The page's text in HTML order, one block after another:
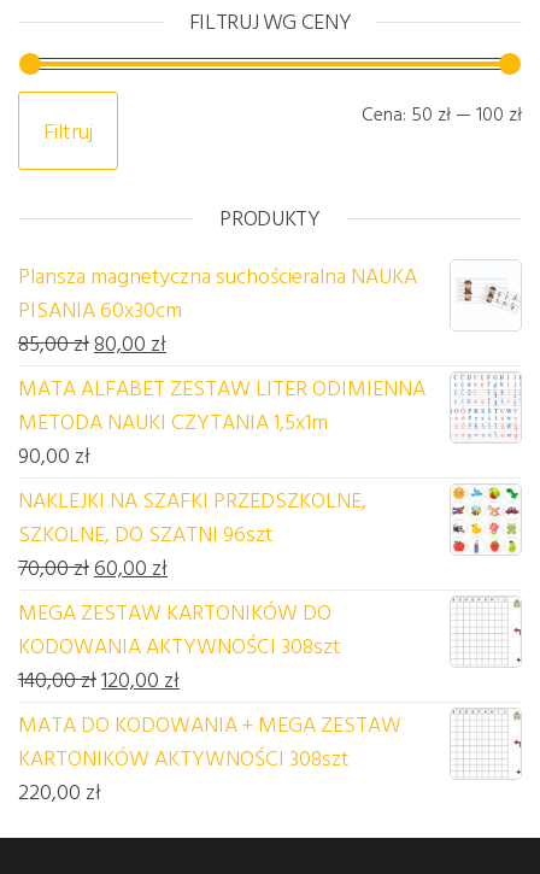
FILTRUJ WG CENY
Filtruj
Cena: 50 zł — 100 zł
PRODUKTY
Plansza magnetyczna suchościeralna NAUKA
PISANIA 60x30cm
85,00złPierwotna cena wynosiła: 85,00 zł.
80,00 złAktualna cena wynosi: 80,00 zł.
MATA ALFABET ZESTAW LITER ODIMIENNA
METODA NAUKI CZYTANIA 1,5x1m
90,00 zł
NAKLEJKI NA SZAFKI PRZEDSZKOLNE,
SZKOLNE, DO SZATNI 96szt
70,00złPierwotna cena wynosiła: 70,00 zł.
60,00 złAktualna cena wynosi: 60,00 zł.
MEGA ZESTAW KARTONIKÓW DO
KODOWANIA AKTYWNOŚCI 308szt
140,00złPierwotna cena wynosiła: 140,00 zł.
120,00 złAktualna cena wynosi: 120,00 zł.
MATA DO KODOWANIA + MEGA ZESTAW
KARTONIKÓW AKTYWNOŚCI 308szt
220,00 zł